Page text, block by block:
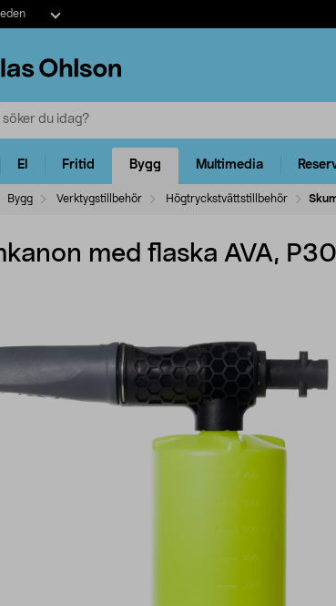
El Fritid Bygg Multimedia
Bygg Verktygstillbehör Högtryckstvättstillbehör
med flaska AVA,